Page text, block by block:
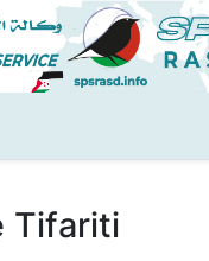
Pasar
al
contenido
Tifariti